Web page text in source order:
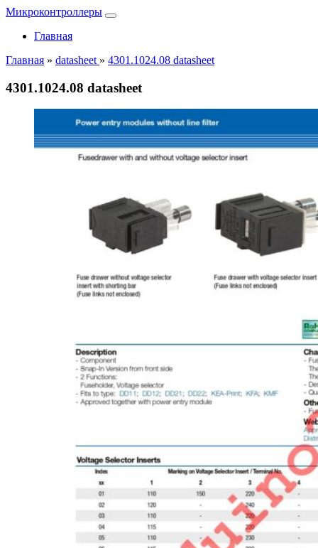
Микроконтроллеры
Главная
Главная » datasheet » 4301.1024.08 datasheet
4301.1024.08 datasheet